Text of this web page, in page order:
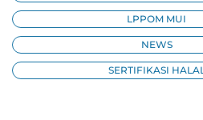
LPPOM MUI
NEWS
SERTIFIKASI HALAL